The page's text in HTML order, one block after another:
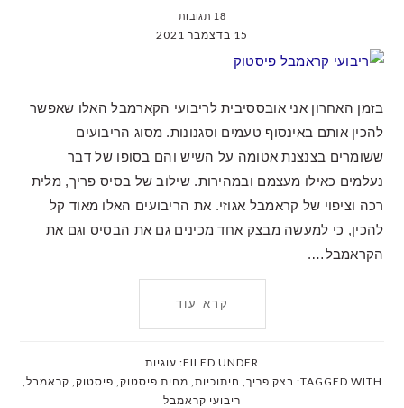
18 תגובות
15 בדצמבר 2021
בזמן האחרון אני אובססיבית לריבועי הקארמבל האלו שאפשר
להכין אותם באינסוף טעמים וסגנונות. מסוג הריבועים
ששומרים בצנצנת אטומה על השיש והם בסופו של דבר
נעלמים כאילו מעצמם ובמהירות. שילוב של בסיס פריך, מלית
רכה וציפוי של קראמבל אגוזי. את הריבועים האלו מאוד קל
להכין, כי למעשה מבצק אחד מכינים גם את הבסיס וגם את
הקראמבל….
קרא עוד
FILED UNDER: עוגיות
TAGGED WITH: בצק פריך חיתוכיות מחית פיסטוק פיסטוק קראמבל
ריבועי קראמבל